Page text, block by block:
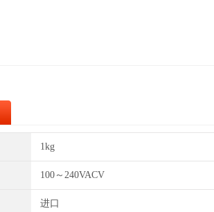
1kg
100～240VACV
进口